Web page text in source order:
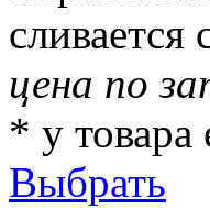
цена по
* у
Выбрать